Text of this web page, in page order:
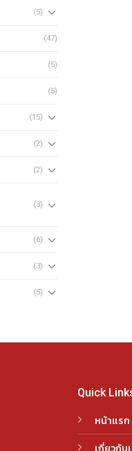
(5)
(47)
(5)
(5)
(15)
(2)
(2)
(3)
(6)
(3)
(5)
Quick
หน้าแรก
เกี่ยวกับ